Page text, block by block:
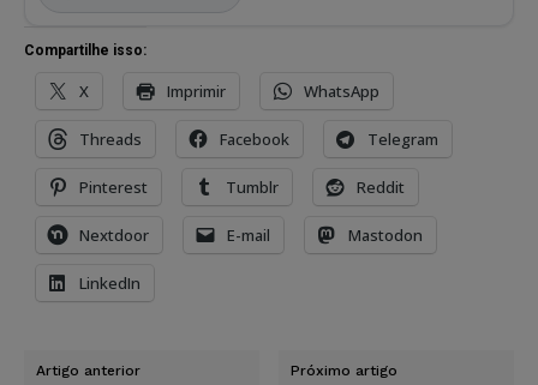
Compartilhe isso:
X Imprimir WhatsApp
Threads Facebook Telegram
Pinterest Tumblr Reddit
Nextdoor E-mail Mastodon
LinkedIn
Artigo anterior Próximo artigo